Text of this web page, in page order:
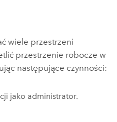
wiele przestrzeni
przestrzenie robocze w
następujące czynności:
jako administrator.